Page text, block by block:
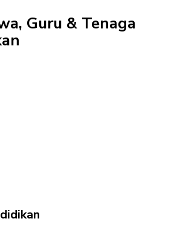
Guru & Tenaga